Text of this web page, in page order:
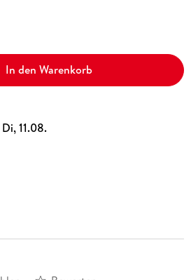
In den Warenkorb
11.08.